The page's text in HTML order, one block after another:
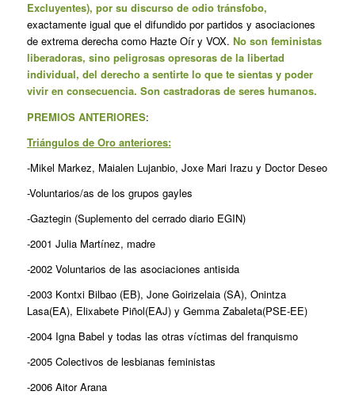
Excluyentes), por su discurso de odio tránsfobo,
exactamente igual que el difundido por partidos y asociaciones
de extrema derecha como Hazte Oír y VOX. No son feministas
liberadoras, sino peligrosas opresoras de la libertad
individual, del derecho a sentirte lo que te sientas y poder
vivir en consecuencia. Son castradoras de seres humanos.
PREMIOS ANTERIORES:
Triángulos de Oro anteriores:
-Mikel Markez, Maialen Lujanbio, Joxe Mari Irazu y Doctor Deseo
-Voluntarios/as de los grupos gayles
-Gaztegin (Suplemento del cerrado diario EGIN)
-2001 Julia Martínez, madre
-2002 Voluntarios de las asociaciones antisida
-2003 Kontxi Bilbao (EB), Jone Goirizelaia (SA), Onintza
Lasa(EA), Elixabete Piñol(EAJ) y Gemma Zabaleta(PSE-EE)
-2004 Igna Babel y todas las otras víctimas del franquismo
-2005 Colectivos de lesbianas feministas
-2006 Aitor Arana